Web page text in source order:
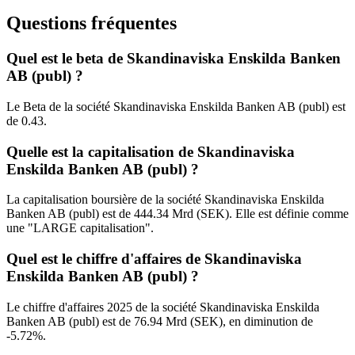
Questions fréquentes
Quel est le beta de Skandinaviska Enskilda Banken
AB (publ) ?
Le Beta de la société Skandinaviska Enskilda Banken AB (publ) est
de 0.43.
Quelle est la capitalisation de Skandinaviska
Enskilda Banken AB (publ) ?
La capitalisation boursière de la société Skandinaviska Enskilda
Banken AB (publ) est de 444.34 Mrd (SEK). Elle est définie comme
une "LARGE capitalisation".
Quel est le chiffre d'affaires de Skandinaviska
Enskilda Banken AB (publ) ?
Le chiffre d'affaires 2025 de la société Skandinaviska Enskilda
Banken AB (publ) est de 76.94 Mrd (SEK), en diminution de
-5.72%.